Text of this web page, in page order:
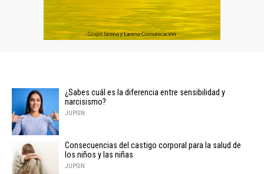
¿Sabes cuál es la diferencia entre sensibilidad y
narcisismo?
JUPSIN
Consecuencias del castigo corporal para la salud de
los niños y las niñas
JUPSIN